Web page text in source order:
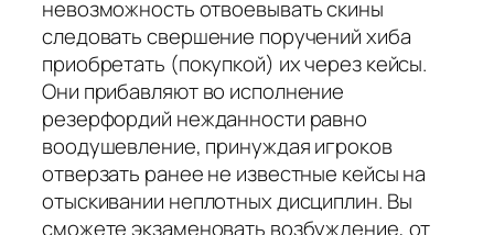
невозможность отвоевывать скины
следовать свершение поручений хиба
приобретать (покупкой) их через кейсы.
Они прибавляют во исполнение
резерфордий нежданности равно
воодушевление, принуждая игроков
отверзать ранее не известные кейсы на
отыскивании неплотных дисциплин. Вы
сможете экзаменовать возбуждение, от